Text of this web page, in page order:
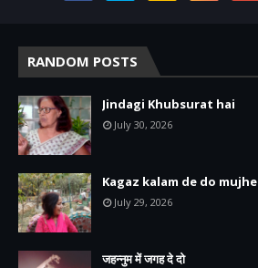
RANDOM POSTS
Jindagi Khubsurat hai
July 30, 2026
Kagaz kalam de do mujhe
July 29, 2026
जहन्नुम में जगह दे दो